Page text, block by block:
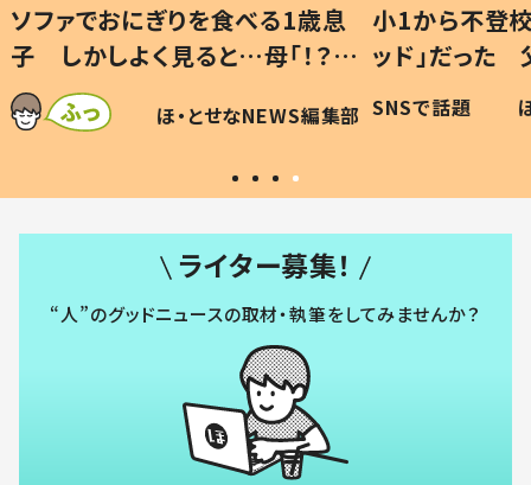
歳息
」
可愛
編集部
小1から不登校、息子は「ギフテ
ッド」だった 父が“ウチ給食”を
作り続ける理由とは #令和の親
#令和の子
SNSで話題 ほ・とせなNEWS編集部
ひ孫
が、
い」
ライター募集！
“人”のグッドニュースの取材・執筆をしてみませんか？